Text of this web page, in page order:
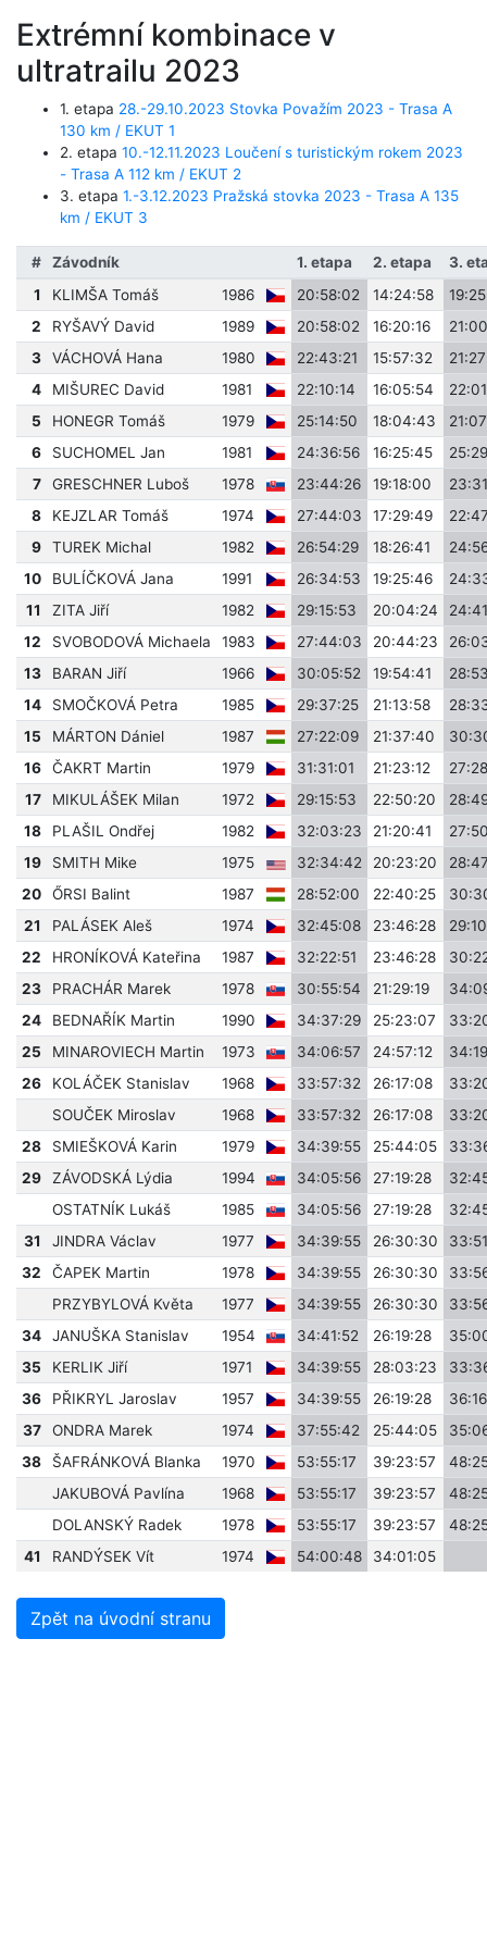
Extrémní kombinace v
ultratrailu 2023
1. etapa 28.-29.10.2023 Stovka Považím 2023 - Trasa A
130 km / EKUT 1
2. etapa 10.-12.11.2023 Loučení s turistickým rokem 2023
- Trasa A 112 km / EKUT 2
3. etapa 1.-3.12.2023 Pražská stovka 2023 - Trasa A 135
km / EKUT 3
# Závodník 1. etapa 2. etapa
3.
1
KLIMŠA Tomáš 1986 20:58:02 14:24:58
2
RYŠAVÝ David 1989 20:58:02 16:20:16
3
VÁCHOVÁ Hana 1980 22:43:21 15:57:32
4
MIŠUREC David 1981 22:10:14 16:05:54
5
HONEGR Tomáš 1979 25:14:50 18:04:43
6
SUCHOMEL Jan 1981 24:36:56 16:25:45
7
GRESCHNER Luboš 1978 23:44:26 19:18:00
8
KEJZLAR Tomáš 1974 27:44:03 17:29:49
9
TUREK Michal 1982 26:54:29 18:26:41
10
BULÍČKOVÁ Jana 1991 26:34:53 19:25:46
11
ZITA Jiří 1982 29:15:53 20:04:24
12
SVOBODOVÁ Michaela 1983 27:44:03 20:44:23
13
BARAN Jiří 1966 30:05:52 19:54:41
14
SMOČKOVÁ Petra 1985 29:37:25 21:13:58
15
MÁRTON Dániel 1987 27:22:09 21:37:40
16
ČAKRT Martin 1979 31:31:01 21:23:12
17
MIKULÁŠEK Milan 1972 29:15:53 22:50:20
18
PLAŠIL Ondřej 1982 32:03:23 21:20:41
19
SMITH Mike 1975 32:34:42 20:23:20
20
ŐRSI Balint 1987 28:52:00 22:40:25
21
PALÁSEK Aleš 1974 32:45:08 23:46:28
22
HRONÍKOVÁ Kateřina 1987 32:22:51 23:46:28
23
PRACHÁR Marek 1978 30:55:54 21:29:19
24
BEDNAŘÍK Martin 1990 34:37:29 25:23:07
25
MINAROVIECH Martin 1973 34:06:57 24:57:12
26
KOLÁČEK Stanislav 1968 33:57:32 26:17:08
SOUČEK Miroslav
1968 33:57:32 26:17:08
28
SMIEŠKOVÁ Karin 1979 34:39:55 25:44:05
29
ZÁVODSKÁ Lýdia 1994 34:05:56 27:19:28
OSTATNÍK Lukáš
1985 34:05:56 27:19:28
31
JINDRA Václav 1977 34:39:55 26:30:30
32
ČAPEK Martin 1978 34:39:55 26:30:30
PRZYBYLOVÁ Květa
1977 34:39:55 26:30:30
34
JANUŠKA Stanislav 1954 34:41:52 26:19:28
35
KERLIK Jiří 1971 34:39:55 28:03:23
36
PŘIKRYL Jaroslav 1957 34:39:55 26:19:28
37
ONDRA Marek 1974 37:55:42 25:44:05
38
ŠAFRÁNKOVÁ Blanka 1970 53:55:17 39:23:57
JAKUBOVÁ Pavlína
1968 53:55:17 39:23:57
DOLANSKÝ Radek
1978 53:55:17 39:23:57
41
RANDÝSEK Vít 1974 54:00:48 34:01:05
Zpět na úvodní stranu